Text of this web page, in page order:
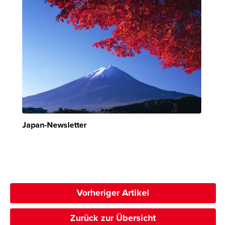
Japan-Newsletter
Vorheriger Artikel
Zurück zur Übersicht